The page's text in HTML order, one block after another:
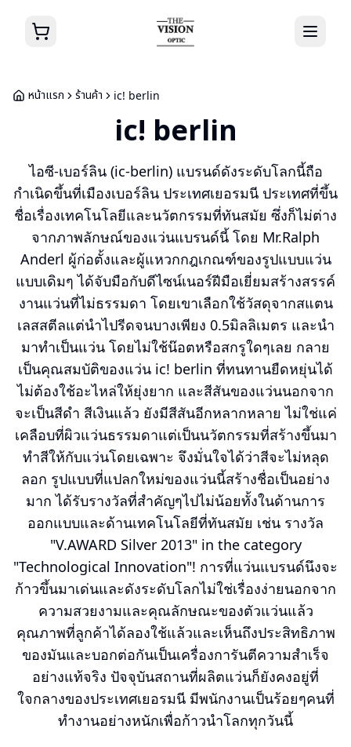
หน้าแรก ร้านค้า ic! berlin
ic! berlin
ไอซี-เบอร์ลิน (ic-berlin) แบรนด์ดังระดับโลกนี้ถือ
กำเนิดขึ้นที่เมืองเบอร์ลิน ประเทศเยอรมนี ประเทศที่ขึ้น
ชื่อเรื่องเทคโนโลยีและนวัตกรรมที่ทันสมัย ซึ่งก็ไม่ต่าง
จากภาพลักษณ์ของแว่นแบรนด์นี้ โดย Mr.Ralph
Anderl ผู้ก่อตั้งและผู้แหวกกฎเกณฑ์ของรูปแบบแว่น
แบบเดิมๆ ได้จับมือกับดีไซน์เนอร์ฝีมือเยี่ยมสร้างสรรค์
งานแว่นที่ไม่ธรรมดา โดยเขาเลือกใช้วัสดุจากสแตน
เลสสตีลแต่นำไปรีดจนบางเพียง 0.5มิลลิเมตร และนำ
มาทำเป็นแว่น โดยไม่ใช้น๊อตหรือสกรูใดๆเลย กลาย
เป็นคุณสมบัติของแว่น ic! berlin ที่ทนทานยืดหยุ่นได้
ไม่ต้องใช้อะไหล่ให้ยุ่งยาก และสีสันของแว่นนอกจาก
จะเป็นสีดำ สีเงินแล้ว ยังมีสีสันอีกหลากหลาย ไม่ใช่แค่
เคลือบที่ผิวแว่นธรรมดาแต่เป็นนวัตกรรมที่สร้างขึ้นมา
ทำสีให้กับแว่นโดยเฉพาะ จึงมั่นใจได้ว่าสีจะไม่หลุด
ลอก รูปแบบที่แปลกใหม่ของแว่นนี้สร้างชื่อเป็นอย่าง
มาก ได้รับรางวัลที่สำคัญๆไปไม่น้อยทั้งในด้านการ
ออกแบบและด้านเทคโนโลยีที่ทันสมัย เช่น รางวัล
"V.AWARD Silver 2013" in the category
"Technological Innovation"! การที่แว่นแบรนด์นึงจะ
ก้าวขึ้นมาเด่นและดังระดับโลกไม่ใช่เรื่องง่ายนอกจาก
ความสวยงามและคุณลักษณะของตัวแว่นแล้ว
คุณภาพที่ลูกค้าได้ลองใช้แล้วและเห็นถึงประสิทธิภาพ
ของมันและบอกต่อกันเป็นเครื่องการันตีความสำเร็จ
อย่างแท้จริง ปัจจุบันสถานที่ผลิตแว่นก็ยังคงอยู่ที่
ใจกลางของประเทศเยอรมนี มีพนักงานเป็นร้อยๆคนที่
ทำงานอย่างหนักเพื่อก้าวนำโลกทุกวันนี้